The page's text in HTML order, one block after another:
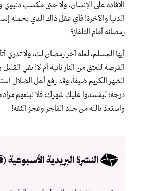
الإفادة على الإنسان، ولا حتى مكسب دنيوي
الدنيا والآخرة! فأي عقل ذاك الذي يحمله
رمضانه أمام التلفاز؟
أيها المسلم، لعله آخر رمضان لك، ولا تدري
الفرصة للعتق من النار ثانية أم لا! بقي
الشهر الكريم ضيفاً، وقد رفع أهل الضلال
درجة؛ ليفسدوا عليك شهرك؛ فلا تبلغهم
واستعذ بالله من جلد الفاجر وعجز الثقة!
النشرة البريدية الأسبوعية